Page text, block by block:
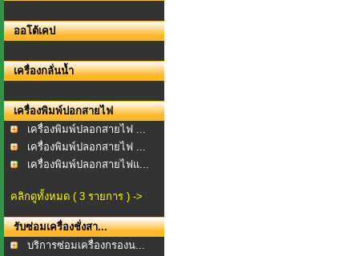
ออโต้เคป
เครื่องกลั่นน้ำ
เครื่องพิมพ์ปอกสายไฟ
เครื่องพิมพ์ปลอกสายไฟ ...
เครื่องพิมพ์ปลอกสายไฟ ...
เครื่องพิมพ์ปลอกสายไฟแ...
คลิกดูทั้งหมด ( 3 รายการ ) ->
รับซ่อมเครื่องชั่งสา...
บริการซ่อมเครื่องกรองน...